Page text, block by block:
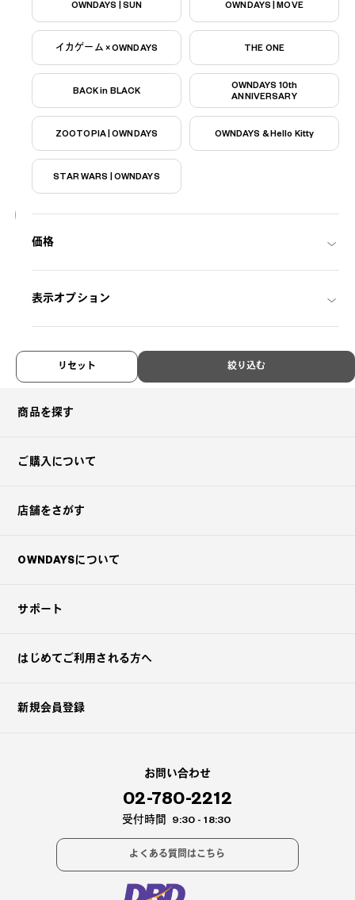
OWNDAYS | SUN OWNDAYS | MOVE
イカゲーム × OWNDAYS THE ONE
BACK in BLACK
OWNDAYS 10th
ANNIVERSARY
ZOOTOPIA | OWNDAYS OWNDAYS & Hello Kitty
STAR WARS | OWNDAYS
価格
表示オプション
絞り込む
リセット
入荷待ち
SHINGO AIBA × OWNDAYS
商品を探す
ご購入について
店舗をさがす
OWNDAYSについて
サポート
はじめてご利用される方へ
新規会員登録
お問い合わせ
02-780-2212
受付時間 9:30 - 18:30
よくある質問はこちら